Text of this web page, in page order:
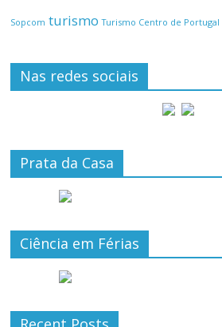
Sopcom turismo Turismo Centro de Portugal
Nas redes sociais
Prata da Casa
Ciência em Férias